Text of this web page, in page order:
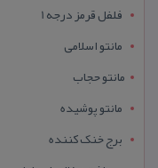
فلفل قرمز درجه 1
مانتو اسلامی
مانتو حجاب
مانتو پوشیده
برج خنک کننده